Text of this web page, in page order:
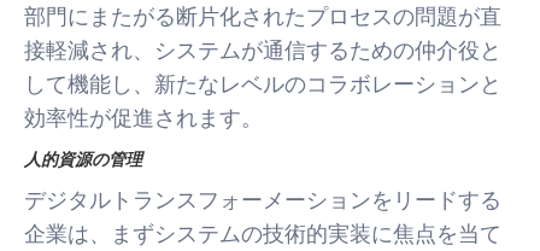
部門にまたがる断片化されたプロセスの問題が直
接軽減され、システムが通信するための仲介役と
して機能し、新たなレベルのコラボレーションと
効率性が促進されます。
人的資源の管理
デジタルトランスフォーメーションをリードする
企業は、まずシステムの技術的実装に焦点を当て